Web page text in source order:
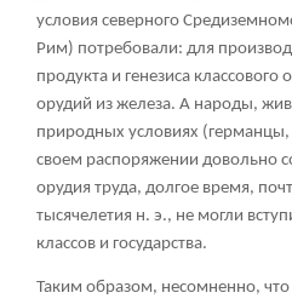
условия северного
Рим) потребовали: для
продукта и генезиса
орудий из железа. А народы,
природных условиях
своем распоряжении довольно
орудия труда, долгое время,
тысячелетия н. э., не могли
классов и государства.
Таким образом, несомненно,